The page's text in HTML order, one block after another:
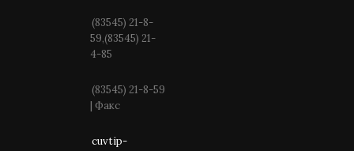
(83545) 21-8-
59,(83545) 21-
4-85
(83545) 21-8-59
| Факс
cuvtip-